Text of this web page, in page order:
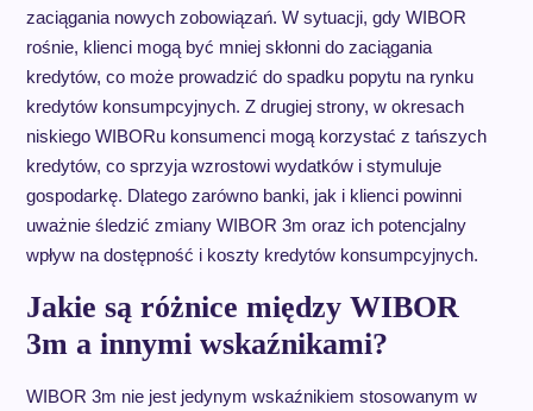
zaciągania nowych zobowiązań. W sytuacji, gdy WIBOR
rośnie, klienci mogą być mniej skłonni do zaciągania
kredytów, co może prowadzić do spadku popytu na rynku
kredytów konsumpcyjnych. Z drugiej strony, w okresach
niskiego WIBORu konsumenci mogą korzystać z tańszych
kredytów, co sprzyja wzrostowi wydatków i stymuluje
gospodarkę. Dlatego zarówno banki, jak i klienci powinni
uważnie śledzić zmiany WIBOR 3m oraz ich potencjalny
wpływ na dostępność i koszty kredytów konsumpcyjnych.
Jakie są różnice między WIBOR
3m a innymi wskaźnikami?
WIBOR 3m nie jest jedynym wskaźnikiem stosowanym w